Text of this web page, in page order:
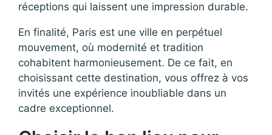
réceptions qui laissent une impression durable.
En finalité, Paris est une ville en perpétuel
mouvement, où modernité et tradition
cohabitent harmonieusement. De ce fait, en
choisissant cette destination, vous offrez à vos
invités une expérience inoubliable dans un
cadre exceptionnel.